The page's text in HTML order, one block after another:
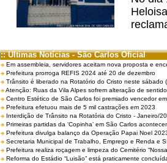
:: Últimas Notícias - São Carlos Oficial
Em assembleia, servidores aceitam nova proposta e
Prefeitura prorroga REFIS 2024 até 20 de dezembro
Trânsito é liberado na Rotatório do Cristo neste sábado
Atenção: Ruas da Vila Alpes sofrem alteração de
Centro Estético de São Carlos foi premiado vencedor
Prefeitura efetuou mais de 5 mil castrações em 2023
Interdição de Trânsito na Rotatória do Cristo - Janeiro/
Primeiras partidas da ‘Copinha’ em São Carlos
Prefeitura divulga balanço da Operação Papai Noel
Secretaria Municipal de Trabalho, Emprego e Renda e
Prefeitura realiza roçagem e limpeza do Cemitério
Reforma do Estádio “Luisão” está praticamente